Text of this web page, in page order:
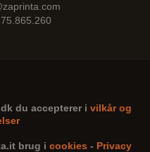
du accepterer i vilkår og
brug i cookies - Privacy